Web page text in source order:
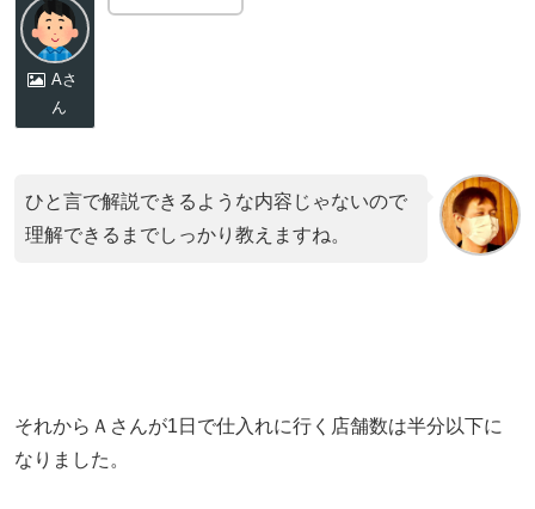
Aさ
ん
ひと言で解説できるような内容じゃないので
理解できるまでしっかり教えますね。
それからＡさんが1日で仕入れに行く店舗数は半分以下に
なりました。